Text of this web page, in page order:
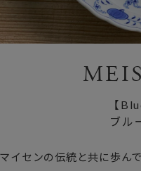
【
ブル
イセンの伝統と共に歩ん